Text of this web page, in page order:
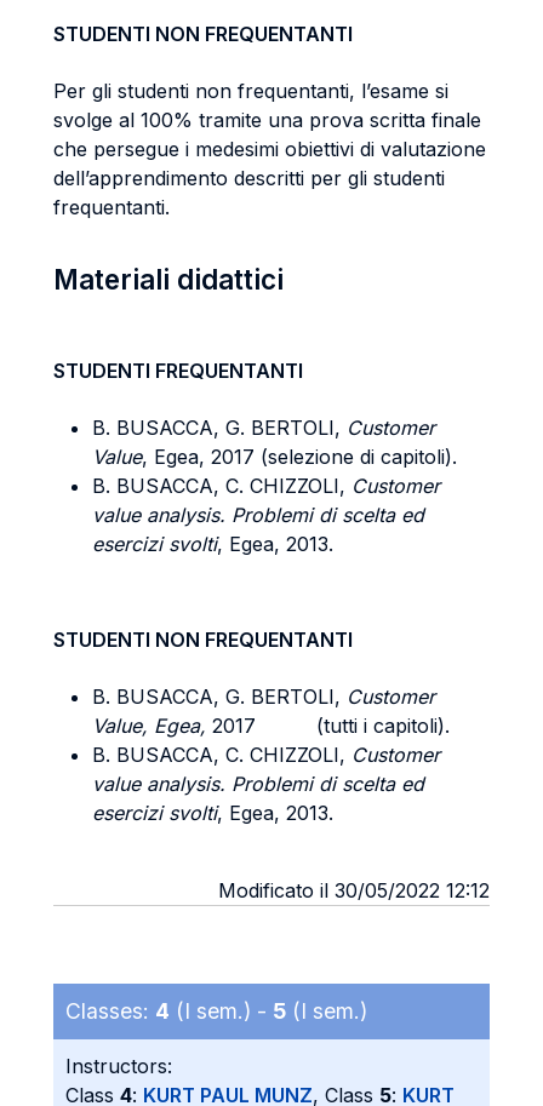
STUDENTI NON FREQUENTANTI
Per gli studenti non frequentanti, l’esame si
svolge al 100% tramite una prova scritta finale
che persegue i medesimi obiettivi di valutazione
dell’apprendimento descritti per gli studenti
frequentanti.
Materiali didattici
STUDENTI FREQUENTANTI
B. BUSACCA, G. BERTOLI, Customer
Value, Egea, 2017 (selezione di capitoli).
B. BUSACCA, C. CHIZZOLI, Customer
value analysis. Problemi di scelta ed
esercizi svolti, Egea, 2013.
STUDENTI NON FREQUENTANTI
B. BUSACCA, G. BERTOLI, Customer
Value, Egea, 2017 (tutti i capitoli).
B. BUSACCA, C. CHIZZOLI, Customer
value analysis. Problemi di scelta ed
esercizi svolti, Egea, 2013.
Modificato il 30/05/2022 12:12
Classes: 4 (I sem.) - 5 (I sem.)
Instructors:
Class 4: KURT PAUL MUNZ, Class 5: KURT